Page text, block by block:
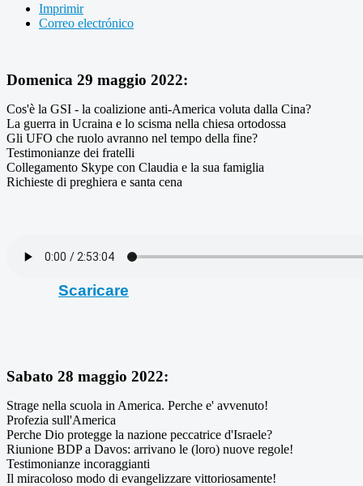
Imprimir
Correo electrónico
Domenica 29 maggio 2022:
Cos'è la GSI - la coalizione anti-America voluta dalla Cina?
La guerra in Ucraina e lo scisma nella chiesa ortodossa
Gli UFO che ruolo avranno nel tempo della fine?
Testimonianze dei fratelli
Collegamento Skype con Claudia e la sua famiglia
Richieste di preghiera e santa cena
Scaricare
Sabato 28 maggio 2022:
Strage nella scuola in America. Perche e' avvenuto!
Profezia sull'America
Perche Dio protegge la nazione peccatrice d'Israele?
Riunione BDP a Davos: arrivano le (loro) nuove regole!
Testimonianze incoraggianti
Il miracoloso modo di evangelizzare vittoriosamente!